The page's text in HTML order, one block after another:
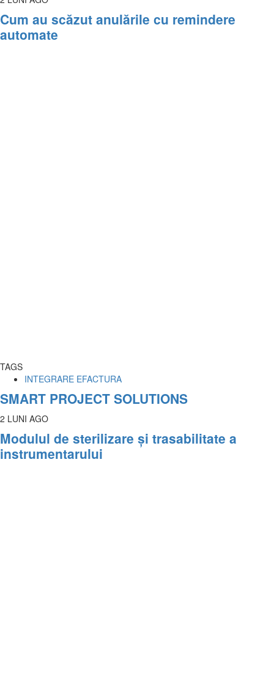
Cum au scăzut anulările cu remindere
automate
TAGS
INTEGRARE EFACTURA
SMART PROJECT SOLUTIONS
2 LUNI AGO
Modulul de sterilizare și trasabilitate a
instrumentarului